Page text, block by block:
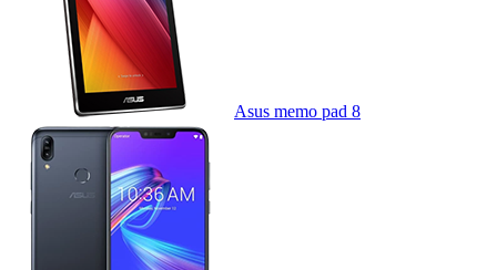
Asus memo pad 8